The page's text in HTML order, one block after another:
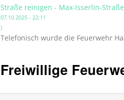
Straße reinigen - Max-Isserlin-Straße
07.10.2025 - 22:11
)
Telefonisch wurde die Feuerwehr
Freiwillige